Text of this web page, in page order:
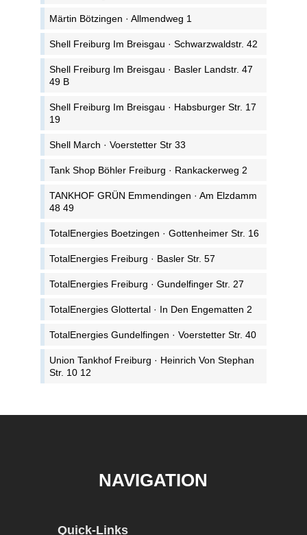
Märtin Bötzingen · Allmendweg 1
Shell Freiburg Im Breisgau · Schwarzwaldstr. 42
Shell Freiburg Im Breisgau · Basler Landstr. 47
49 B
Shell Freiburg Im Breisgau · Habsburger Str. 17
19
Shell March · Voerstetter Str 33
Tank Shop Böhler Freiburg · Rankackerweg 2
TANKHOF GRÜN Emmendingen · Am Elzdamm
48 49
TotalEnergies Boetzingen · Gottenheimer Str. 16
TotalEnergies Freiburg · Basler Str. 57
TotalEnergies Freiburg · Gundelfinger Str. 27
TotalEnergies Glottertal · In Den Engematten 2
TotalEnergies Gundelfingen · Voerstetter Str. 40
Union Tankhof Freiburg · Heinrich Von Stephan
Str. 10 12
NAVIGATION
Quick-Links